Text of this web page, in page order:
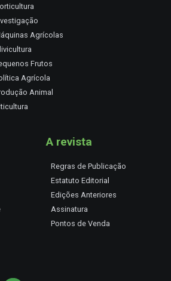
Agrícolas
Frutos
Agrícola
Animal
A revista
Regras de Publicação
Estatuto Editorial
Edições Anteriores
Assinatura
Pontos de Venda